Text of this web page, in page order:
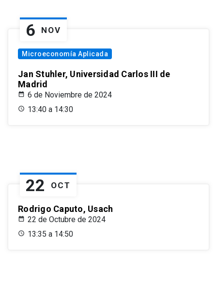
6 NOV
Microeconomía Aplicada
Jan Stuhler, Universidad Carlos III de
Madrid
6 de Noviembre de 2024
13:40 a 14:30
22 OCT
Rodrigo Caputo, Usach
22 de Octubre de 2024
13:35 a 14:50